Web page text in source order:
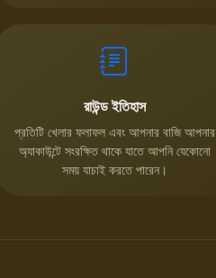
রাউন্ড ইতিহাস
প্রতিটি খেলার ফলাফল এবং আপনার বাজি আপনার
অ্যাকাউন্টে সংরক্ষিত থাকে যাতে আপনি যেকোনো
সময় যাচাই করতে পারেন।